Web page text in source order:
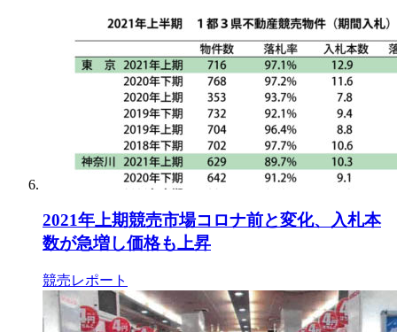
2021年上期競売市場コロナ前と変化、入札本
数が急増し価格も上昇
競売レポート